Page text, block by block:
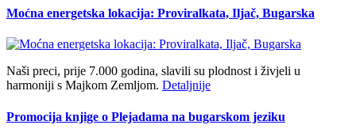
Moćna energetska lokacija: Proviralkata, Iljač, Bugarska
Naši preci, prije 7.000 godina, slavili su plodnost i živjeli u
harmoniji s Majkom Zemljom. Detaljnije
Promocija knjige o Plejadama na bugarskom jeziku